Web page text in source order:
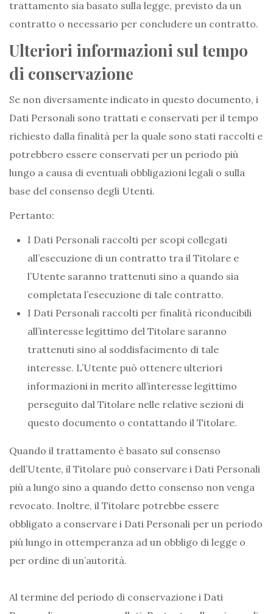
trattamento sia basato sulla legge, previsto da un
contratto o necessario per concludere un contratto.
Ulteriori informazioni sul tempo
di conservazione
Se non diversamente indicato in questo documento, i
Dati Personali sono trattati e conservati per il tempo
richiesto dalla finalità per la quale sono stati raccolti e
potrebbero essere conservati per un periodo più
lungo a causa di eventuali obbligazioni legali o sulla
base del consenso degli Utenti.
Pertanto:
I Dati Personali raccolti per scopi collegati
all’esecuzione di un contratto tra il Titolare e
l’Utente saranno trattenuti sino a quando sia
completata l’esecuzione di tale contratto.
I Dati Personali raccolti per finalità riconducibili
all’interesse legittimo del Titolare saranno
trattenuti sino al soddisfacimento di tale
interesse. L’Utente può ottenere ulteriori
informazioni in merito all’interesse legittimo
perseguito dal Titolare nelle relative sezioni di
questo documento o contattando il Titolare.
Quando il trattamento è basato sul consenso
dell’Utente, il Titolare può conservare i Dati Personali
più a lungo sino a quando detto consenso non venga
revocato. Inoltre, il Titolare potrebbe essere
obbligato a conservare i Dati Personali per un periodo
più lungo in ottemperanza ad un obbligo di legge o
per ordine di un’autorità.
Al termine del periodo di conservazione i Dati